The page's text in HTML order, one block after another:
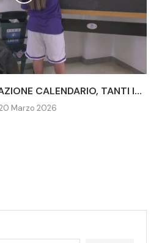
CALENDARIO, TANTI I...
Marzo 2026